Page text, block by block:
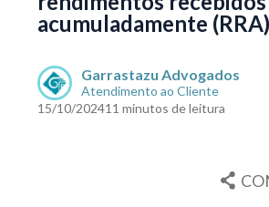
acumuladamente
Garrastazu Advogados
Atendimento ao Cliente
15/10/202411 minutos de leitura